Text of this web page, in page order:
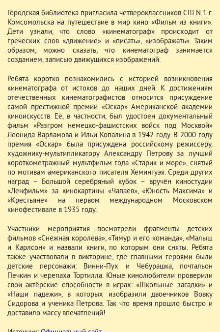
Городская библиотека пригласила четвероклассников СШ N 1 г.
Комсомольска на путешествие в мир кино «Фильм из книги».
Дети узнали, что слово «кинематограф» происходит от
греческих слов «движение» и «писать», «изображать». Таким
образом, можно сказать, что кинематограф занимается
созданием, записью движущихся изображений.
Ребята коротко познакомились с историей возникновения
кинематографа от истоков до наших дней. К достижениям
отечественных кинематографистов относится присуждение
самой престижной премии «Оскар» Американской академии
киноискусств. Её, в частности, был удостоен документальный
фильм «Разгром немецко-фашистских войск под Москвой»
Леонида Варламова и Ильи Копалина в 1942 году. В 2000 году
премия «Оскар» была присуждена российскому режиссеру,
художнику-мультипликатору Александру Петрову за лучший
короткометражный мультфильм года «Старик и море», снятый
по мотивам американского писателя Хемингуэя. Среди других
наград – Большой серебряный кубок – вручён киностудии
«Ленфильм» за кинокартины «Чапаев», «Юность Максима» и
«Крестьяне» на первом международном Московском
кинофестивале в 1935 году.
Участники мероприятия посмотрели фрагменты детских
фильмов «Снежная королева», «Тимур и его команда», «Малыш
и Карлсон» и назвали книги, по которым они сняты. Ребята
также участвовали в викторине, где главными героями были
детские персонажи: Винни-Пух и Чебурашка, почтальон
Печкин и черепаха Тортилла. Юные кинолюбители проверили
свои актёрские способности в играх: «Школьные загадки» и
«Наши падежи», в которых изобразили двоечников Вовку
Сидорова и ученика Петрова. Так что время прошло быстро и
доставило массу впечатлений!